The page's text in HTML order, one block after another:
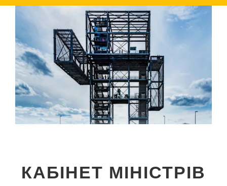
Image
КАБІНЕТ МІНІСТРІВ